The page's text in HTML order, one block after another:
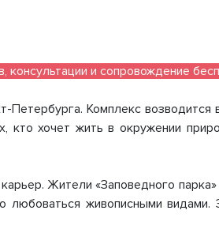
и сопровождение
Комплекс возводится
кто хочет жить в окружении
Жители «Заповедного
любоваться живописными